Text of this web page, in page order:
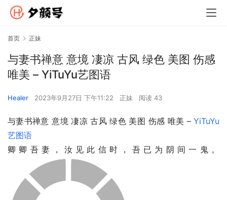
首页 正妹
与妻书禅意 意境 凄凉 古风 绿色 美图 伤感
唯美 – YiTuYu艺图语
Healer 2023年9月27日 下午11:22 正妹 阅读 43
与妻书禅意 意境 凄凉 古风 绿色 美图 伤感 唯美 – YiTuYu
艺图语
卿卿吾妻，汝见此信时，吾已为阴间一鬼。